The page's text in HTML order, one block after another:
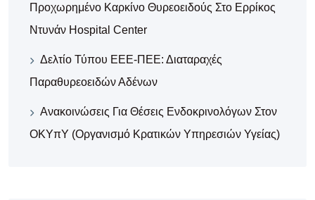
Προχωρημένο Καρκίνο Θυρεοειδούς Στο Ερρίκος
Ντυνάν Hospital Center
Δελτίο Τύπου ΕΕΕ-ΠΕΕ: Διαταραχές
Παραθυρεοειδών Αδένων
Ανακοινώσεις Για Θέσεις Ενδοκρινολόγων Στον
ΟΚΥπΥ (Οργανισμό Κρατικών Υπηρεσιών Υγείας)